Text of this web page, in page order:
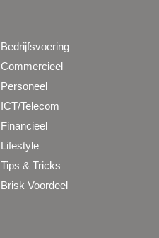
Bedrijfsvoering
Commercieel
Personeel
ICT/Telecom
Financieel
Lifestyle
Tips & Tricks
Brisk Voordeel